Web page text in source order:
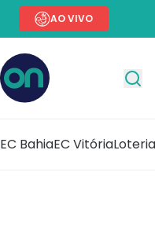
AO VIVO
EC BahiaEC Vitória